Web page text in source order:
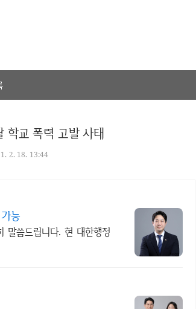
학교 폭력 고발 사태
2. 18. 13:44
능
말씀드립니다. 현 대한행정